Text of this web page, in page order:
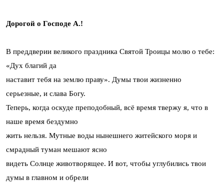
Дорогой о Господе А.!
В преддверии великого праздника Святой Троицы молю о тебе:
«Дух благий да
наставит тебя на землю праву». Думы твои жизненно
серьезные, и слава Богу.
Теперь, когда оскуде преподобный, всё время твержу я, что в
наше время бездумно
жить нельзя. Мутные воды нынешнего житейского моря и
смрадный туман мешают ясно
видеть Солнце животворящее. И вот, чтобы углубились твои
думы в главном и обрели